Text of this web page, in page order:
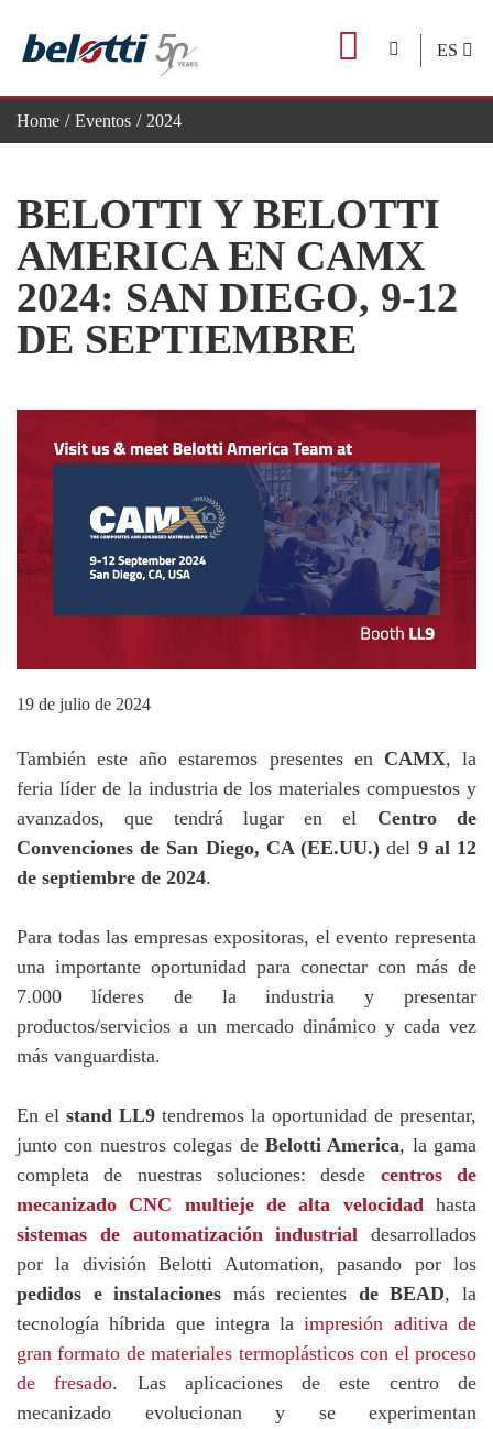
content
ES
Home Eventos 2024
BELOTTI Y BELOTTI
AMERICA EN CAMX
2024: SAN DIEGO, 9-12
DE SEPTIEMBRE
19 de julio de 2024
También este año estaremos presentes en CAMX, la
feria líder de la industria de los materiales compuestos y
avanzados, que tendrá lugar en el Centro de
Convenciones de San Diego, CA (EE.UU.) del 9 al 12
de septiembre de 2024.
Para todas las empresas expositoras, el evento representa
una importante oportunidad para conectar con más de
7.000 líderes de la industria y presentar
productos/servicios a un mercado dinámico y cada vez
más vanguardista.
En el stand LL9 tendremos la oportunidad de presentar,
junto con nuestros colegas de Belotti America, la gama
completa de nuestras soluciones: desde centros de
mecanizado CNC multieje de alta velocidad hasta
sistemas de automatización industrial desarrollados
por la división Belotti Automation, pasando por los
pedidos e instalaciones más recientes de BEAD, la
tecnología híbrida que integra laimpresión aditiva de
gran formato de materiales termoplásticos con el proceso
de fresado. Las aplicaciones de este centro de
mecanizado evolucionan y se experimentan